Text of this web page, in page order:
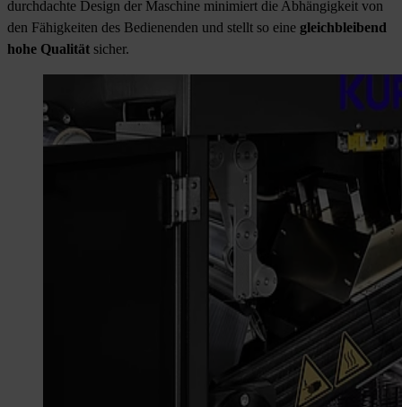
durchdachte Design der Maschine minimiert die Abhängigkeit von
den Fähigkeiten des Bedienenden und stellt so eine gleichbleibend
hohe Qualität sicher.